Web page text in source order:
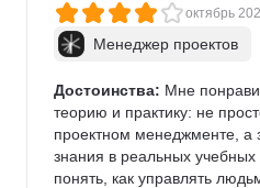
октябрь
Менеджер проектов
Достоинства: Мне
теорию и практику: не
проектном менеджменте, а
знания в реальных
понять, как управлять